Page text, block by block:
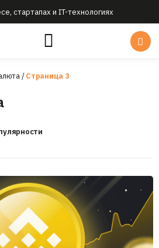
стартапах и IT-технологиях
/Страница 3